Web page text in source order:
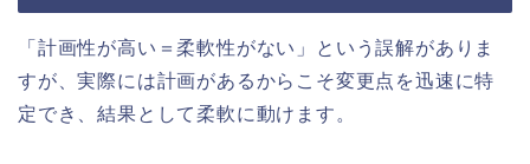
「計画性が高い＝柔軟性がない」という誤解がありま
すが、実際には計画があるからこそ変更点を迅速に特
定でき、結果として柔軟に動けます。